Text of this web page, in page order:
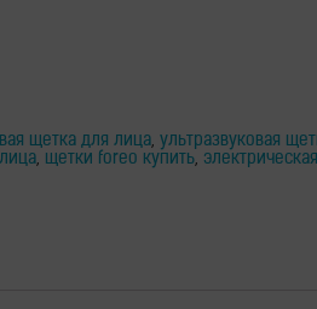
щетка для лица, ультразвуковая
, щетки foreo купить,